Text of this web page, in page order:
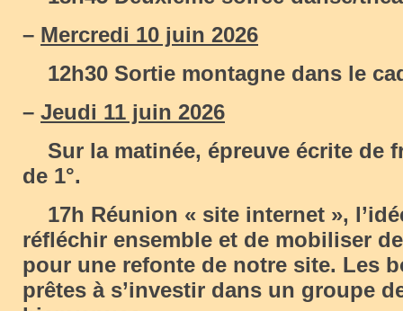
– Mercredi 10 juin 2026
12h30 Sortie montagne dans le
– Jeudi 11 juin 2026
Sur la matinée, épreuve écrite de
de 1°.
17h Réunion « site internet »,
réfléchir ensemble et de mobiliser
pour une refonte de notre site. Les
prêtes à s’investir dans un groupe